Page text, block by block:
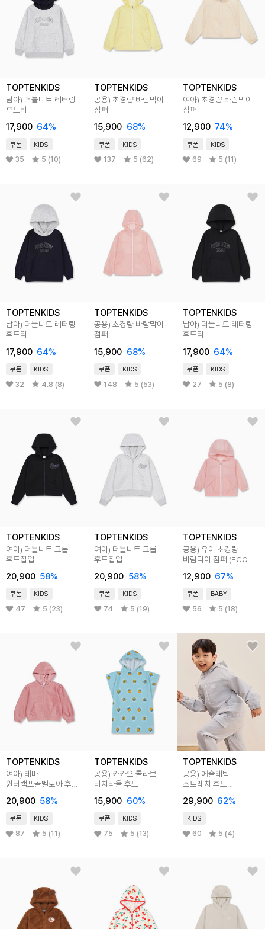
TOPTENKIDS
남아) 더블니트 레터링
후드티
17,900 64%
쿠폰 KIDS
35 5 (10)
TOPTENKIDS
공용) 초경량 바람막이
점퍼
15,900 68%
쿠폰 KIDS
137 5 (62)
TOPTENKIDS
여아) 초경량 바람막이
점퍼
12,900 74%
쿠폰 KIDS
69 5 (11)
TOPTENKIDS
남아) 더블니트 레터링
후드티
17,900 64%
쿠폰 KIDS
32 4.8 (8)
TOPTENKIDS
공용) 초경량 바람막이
점퍼
15,900 68%
쿠폰 KIDS
148 5 (53)
TOPTENKIDS
남아) 더블니트 레터링
후드티
17,900 64%
쿠폰 KIDS
27 5 (8)
TOPTENKIDS
여아) 더블니트 크롭
후드집업
20,900 58%
쿠폰 KIDS
47 5 (23)
TOPTENKIDS
여아) 더블니트 크롭
후드집업
20,900 58%
쿠폰 KIDS
74 5 (19)
TOPTENKIDS
공용) 유아 초경량
바람막이 점퍼 (ECO
12,900 67%
쿠폰 BABY
56 5 (18)
TOPTENKIDS
여아) 테마
윈터캠프골벨로아 후드
20,900 58%
쿠폰 KIDS
87 5 (11)
TOPTENKIDS
공용) 카카오 콜라보
비치타올 후드
15,900 60%
쿠폰 KIDS
75 5 (13)
TOPTENKIDS
공용) 에슬레틱
스트레치 후드
29,900 62%
KIDS
60 5 (4)